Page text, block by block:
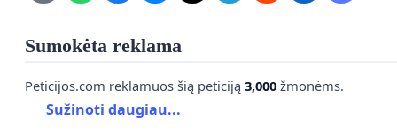
sąmoningai ignoruoja kaukių, potencialiai, daromą
Sumokėta reklama
Peticijos.com reklamuos šią peticiją 3,000 žmonėms.
Sužinoti daugiau...